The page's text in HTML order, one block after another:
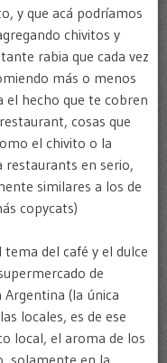
y que acá podríamos
chivitos y
rabia que cada vez
más o menos
el hecho que te cobren
cosas que
el chivito o la
restaurants en serio,
similares a los de
copycats)
del café y el dulce
de
Argentina (la única
locales, es de ese
local, el aroma de los
solamente en la